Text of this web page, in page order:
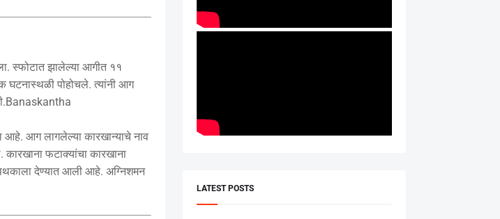
स्फोटात झालेल्या आगीत ११
घटनास्थळी पोहोचले. त्यांनी आग
आहे. आग लागलेल्या कारखान्याचे नाव
फटाक्यांचा कारखाना
देण्यात आली आहे. अग्निशमन
LATEST POSTS